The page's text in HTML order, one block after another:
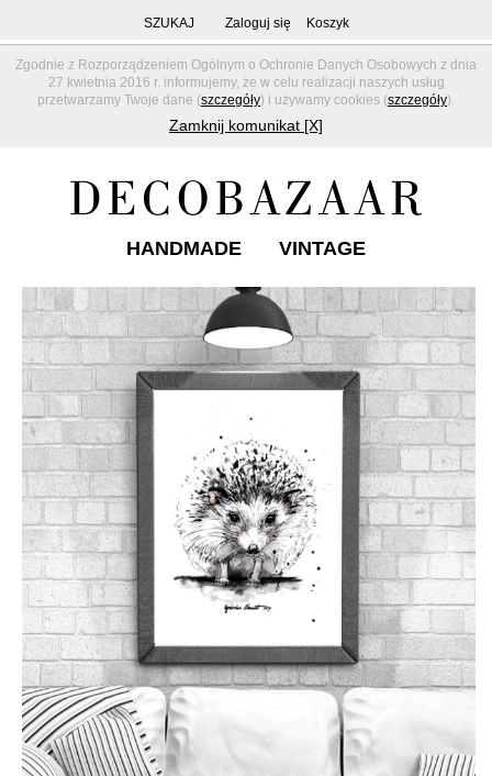
Zgodnie z Rozporządzeniem Ogólnym o Ochronie Danych Osobowych z dnia
27 kwietnia 2016 r. informujemy, że w celu realizacji naszych usług
przetwarzamy Twoje dane (szczegóły) i używamy cookies (szczegóły).
Zamknij komunikat [X]
SZUKAJ Zaloguj się Koszyk
HANDMADE VINTAGE